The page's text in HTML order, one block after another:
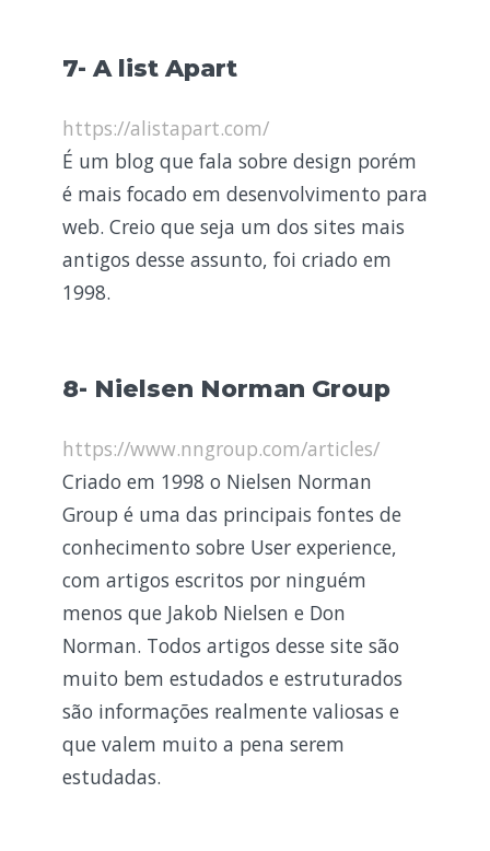
7- A list Apart
https://alistapart.com/
É um blog que fala sobre design porém
é mais focado em desenvolvimento para
web. Creio que seja um dos sites mais
antigos desse assunto, foi criado em
1998.
8- Nielsen Norman Group
https://www.nngroup.com/articles/
Criado em 1998 o Nielsen Norman
Group é uma das principais fontes de
conhecimento sobre User experience,
com artigos escritos por ninguém
menos que Jakob Nielsen e Don
Norman. Todos artigos desse site são
muito bem estudados e estruturados
são informações realmente valiosas e
que valem muito a pena serem
estudadas.